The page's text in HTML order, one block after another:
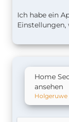
Ich habe ein
Home
ansehen
Holgeruwe